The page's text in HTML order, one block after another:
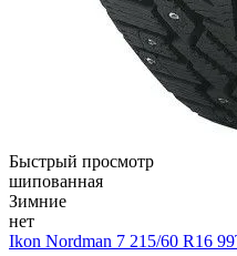
Быстрый просмотр
шипованная
Зимние
нет
Ikon Nordman 7 215/60 R16